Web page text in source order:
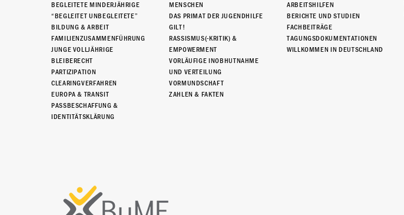
BEGLEITETE MINDERJÄHRIGE
“BEGLEITET UNBEGLEITETE”
BILDUNG & ARBEIT
FAMILIENZUSAMMENFÜHRUNG
JUNGE VOLLJÄHRIGE
BLEIBERECHT
PARTIZIPATION
CLEARINGVERFAHREN
EUROPA & TRANSIT
PASSBESCHAFFUNG &
IDENTITÄTSKLÄRUNG
MENSCHEN
DAS PRIMAT DER JUGENDHILFE
GILT!
RASSISMUS(-KRITIK) &
EMPOWERMENT
VORLÄUFIGE INOBHUTNAHME
UND VERTEILUNG
VORMUNDSCHAFT
ZAHLEN & FAKTEN
ARBEITSHILFEN
BERICHTE UND STUDIEN
FACHBEITRÄGE
TAGUNGSDOKUMENTATIONEN
WILLKOMMEN IN DEUTSCHLAND